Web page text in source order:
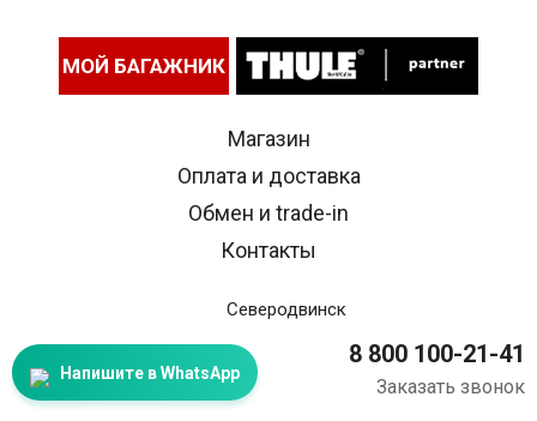
МОЙ БАГАЖНИК
Магазин
Оплата и доставка
Обмен и trade-in
Контакты
Северодвинск
Напишите в WhatsApp
8 800 100-21-41
Заказать звонок